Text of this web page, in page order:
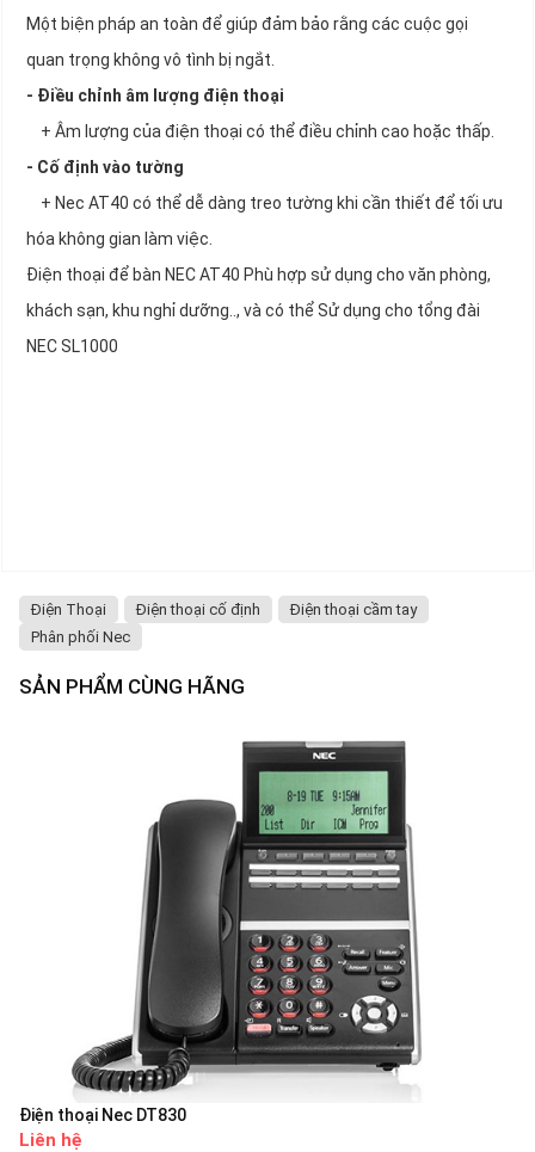
Một biện pháp an toàn để giúp đảm bảo rằng các cuộc gọi
quan trọng không vô tình bị ngắt.
- Điều chỉnh âm lượng điện thoại
+ Âm lượng của điện thoại có thể điều chỉnh cao hoặc thấp.
- Cố định vào tường
+ Nec AT40 có thể dễ dàng treo tường khi cần thiết để tối ưu
hóa không gian làm việc.
Điện thoại để bàn NEC AT40 Phù hợp sử dụng cho văn phòng,
khách sạn, khu nghỉ dưỡng.., và có thể Sử dụng cho tổng đài
NEC SL1000
Điện Thoại Điện thoại cố định
Điện thoại cầm tay
Phân phối Nec
SẢN PHẨM CÙNG HÃNG
Điện thoại Nec DT830
Liên hệ